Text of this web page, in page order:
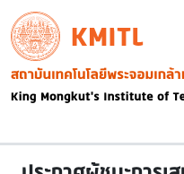
Skip to main content
KMITL
Image